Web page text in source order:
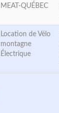
MEAT-QUÉBEC
Location de Vélo
montagne
Électrique